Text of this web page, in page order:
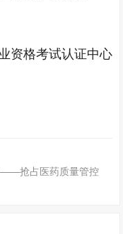
资格考试认证中心
——抢占医药质量管控